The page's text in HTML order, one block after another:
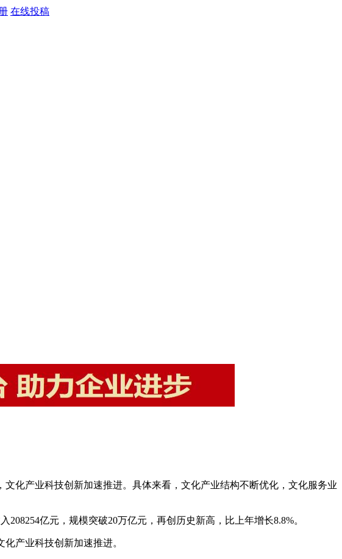
在线投稿
化产业科技创新加速推进。具体来看，文化产业结构不断优化，文化服务业
亿元，规模突破20万亿元，再创历史新高，比上年增长8.8%。
产业科技创新加速推进。